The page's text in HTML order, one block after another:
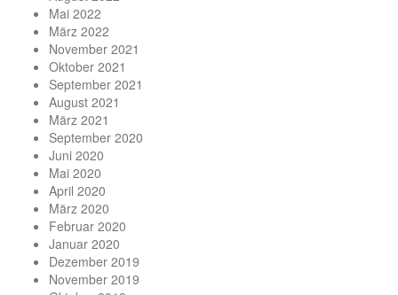
Mai 2022
März 2022
November 2021
Oktober 2021
September 2021
August 2021
März 2021
September 2020
Juni 2020
Mai 2020
April 2020
März 2020
Februar 2020
Januar 2020
Dezember 2019
November 2019